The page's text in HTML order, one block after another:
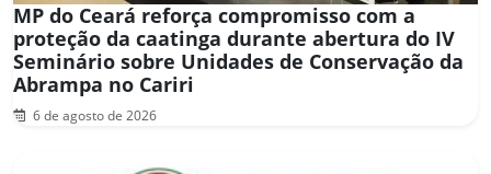
MP do Ceará reforça compromisso com a
proteção da caatinga durante abertura do IV
Seminário sobre Unidades de Conservação da
Abrampa no Cariri
6 de agosto de 2026